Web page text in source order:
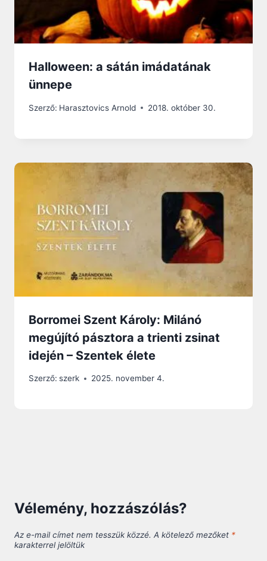
Halloween: a sátán imádatának
ünnepe
Szerző: Harasztovics Arnold 2018. október 30.
Borromei Szent Károly: Milánó
megújító pásztora a trienti zsinat
idején – Szentek élete
Szerző: szerk 2025. november 4.
Vélemény, hozzászólás?
Az e-mail címet nem tesszük közzé. A kötelező mezőket *
karakterrel jelöltük